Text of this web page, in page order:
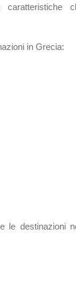
caratteristiche
in Grecia:
le destinazioni